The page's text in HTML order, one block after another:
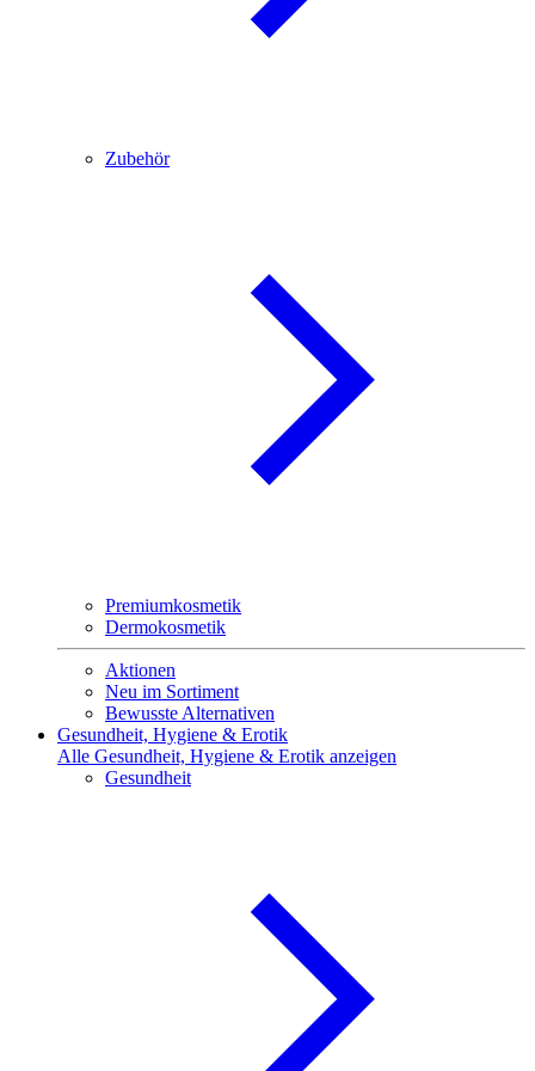
Zubehör
Premiumkosmetik
Dermokosmetik
Aktionen
Neu im Sortiment
Bewusste Alternativen
Gesundheit, Hygiene & Erotik
Alle Gesundheit, Hygiene & Erotik anzeigen
Gesundheit